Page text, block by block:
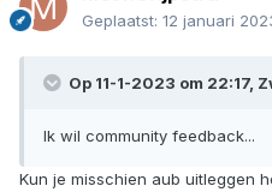
Geplaatst: 12 januari
Op 11-1-2023 om 22:17,
Ik wil community feedback...
Kun je misschien aub uitleggen